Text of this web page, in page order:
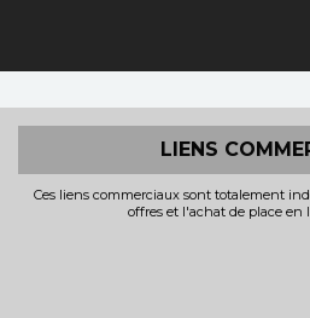
LIENS
Ces liens commerciaux sont totalement
offres et l'achat de place en